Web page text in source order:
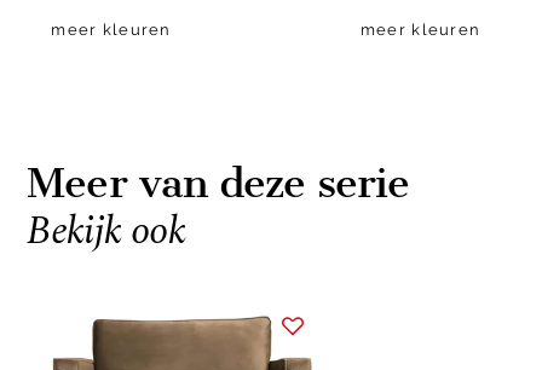
meer kleuren meer kleuren
Meer van deze serie
Bekijk ook